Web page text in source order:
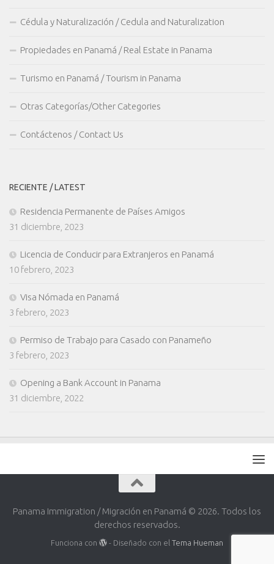
Cédula y Naturalización / Cedula and Naturalization
Propiedades en Panamá / Real Estate in Panama
Turismo en Panamá / Tourism in Panama
Otras Categorías/Other Categories
Contáctenos / Contact Us
RECIENTE / LATEST
Residencia Permanente de Países Amigos
31 diciembre, 2023
Licencia de Conducir para Extranjeros en Panamá
10 febrero, 2023
Visa Nómada en Panamá
3 febrero, 2023
Permiso de Trabajo para Casado con Panameño
3 febrero, 2023
Opening a Bank Account in Panama
31 diciembre, 2022
Panama Immigration / Migración en Panamá © 2026. Todos los
derechos reservados.
Funciona con - Diseñado con elTema Hueman